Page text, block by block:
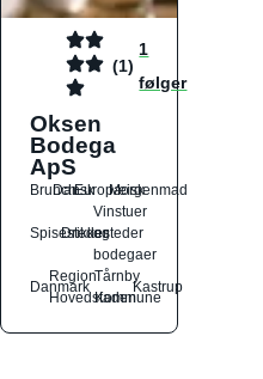
(1)
1
følger
Oksen
Bodega
ApS
Brunch
DanskEuropæiskMorgenmad
Spisesteder
Drikkesteder
Vinstuer
og
bodegaer
Danmark
Region
Hovedstaden
Tårnby
Kommune
Kastrup